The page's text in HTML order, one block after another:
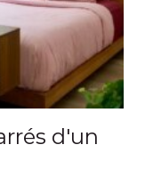
d'un